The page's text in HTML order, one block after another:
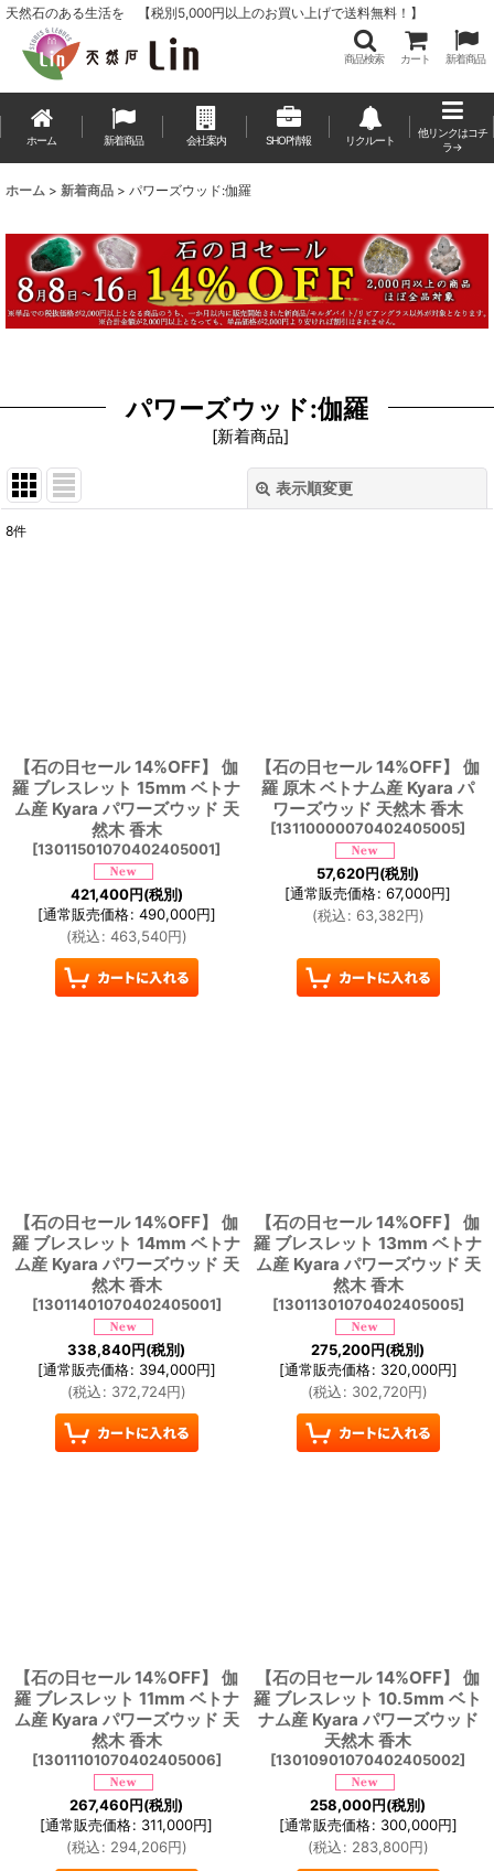
天然石のある生活を 【税別5,000円以上のお買い上げで送料無料！】
商品検索 カート 新着商品
ホーム 新着商品 会社案内 SHOP情報 リクルート
他リンクはコチ
ラ→
ホーム > 新着商品 > パワーズウッド:伽羅
パワーズウッド:伽羅
[新着商品]
表示順変更
8件
【石の日セール 14%OFF】 伽
羅 ブレスレット 15mm ベトナ
ム産 Kyara パワーズウッド 天
然木 香木
[13011501070402405001]
421,400円(税別)
[通常販売価格: 490,000円]
(税込: 463,540円)
【石の日セール 14%OFF】 伽
羅 原木 ベトナム産 Kyara パ
ワーズウッド 天然木 香木
[13110000070402405005]
57,620円(税別)
[通常販売価格: 67,000円]
(税込: 63,382円)
【石の日セール 14%OFF】 伽
羅 ブレスレット 14mm ベトナ
ム産 Kyara パワーズウッド 天
然木 香木
[13011401070402405001]
338,840円(税別)
[通常販売価格: 394,000円]
(税込: 372,724円)
【石の日セール 14%OFF】 伽
羅 ブレスレット 13mm ベトナ
ム産 Kyara パワーズウッド 天
然木 香木
[13011301070402405005]
275,200円(税別)
[通常販売価格: 320,000円]
(税込: 302,720円)
【石の日セール 14%OFF】 伽
羅 ブレスレット 11mm ベトナ
ム産 Kyara パワーズウッド 天
然木 香木
[13011101070402405006]
267,460円(税別)
[通常販売価格: 311,000円]
(税込: 294,206円)
【石の日セール 14%OFF】 伽
羅 ブレスレット 10.5mm ベト
ナム産 Kyara パワーズウッド
天然木 香木
[13010901070402405002]
258,000円(税別)
[通常販売価格: 300,000円]
(税込: 283,800円)